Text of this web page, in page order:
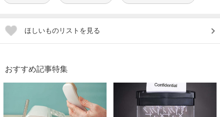
ほしいものリストを見る
おすすめ記事特集